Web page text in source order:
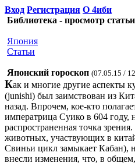
Вход Регистрация О 4иби
Библиотека - просмотр статьи
Япония
Статьи
Японский гороскоп (07.05.15 /
Как и многие другие аспекты
(junishi) был заимствован из
назад. Впрочем, кое-кто
императрица Суико в 604
распространенная точка
животных, участвующих в
Свиньи цикл замыкает Кабан),
внесли изменения, что, в